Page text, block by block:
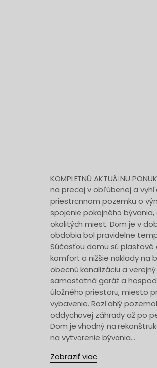
KOMPLETNÚ AKTUÁLNU
na predaj v obľúbenej a
priestrannom pozemku o
spojenie pokojného
okolitých miest. Dom je v
obdobia bol pravidelne
Súčasťou domu sú
komfort a nižšie náklady na
obecnú kanalizáciu a
samostatná garáž a
úložného priestoru, miesto
vybavenie. Rozľahlý
oddychovej záhrady až po
Dom je vhodný na
na vytvorenie bývania...
Zobraziť viac